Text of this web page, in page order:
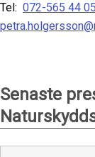
Tel: 072-565 44 05
Senaste